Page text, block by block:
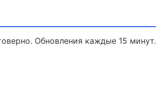
Обновления каждые 15 минут.